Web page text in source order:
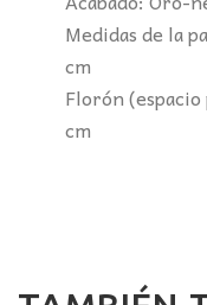
Medidas de la
cm
Florón
cm